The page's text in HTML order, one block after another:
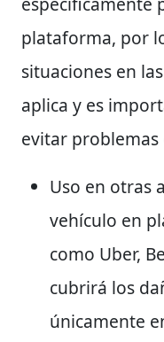
plataforma, por
situaciones en
aplica y es
evitar problemas
Uso en otras
vehículo en
como Uber,
cubrirá los
únicamente